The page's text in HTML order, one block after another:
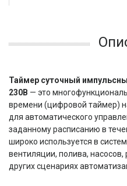
Таймер суточный
230В — это
времени (цифровой таймер)
для автоматического
заданному расписанию в
широко используется в
вентиляции, полива,
других сценариях